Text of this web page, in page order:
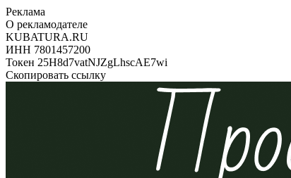
Реклама
О рекламодателе
KUBATURA.RU
ИНН 7801457200
Токен 25H8d7vatNJZgLhscAE7wi
Скопировать ссылку